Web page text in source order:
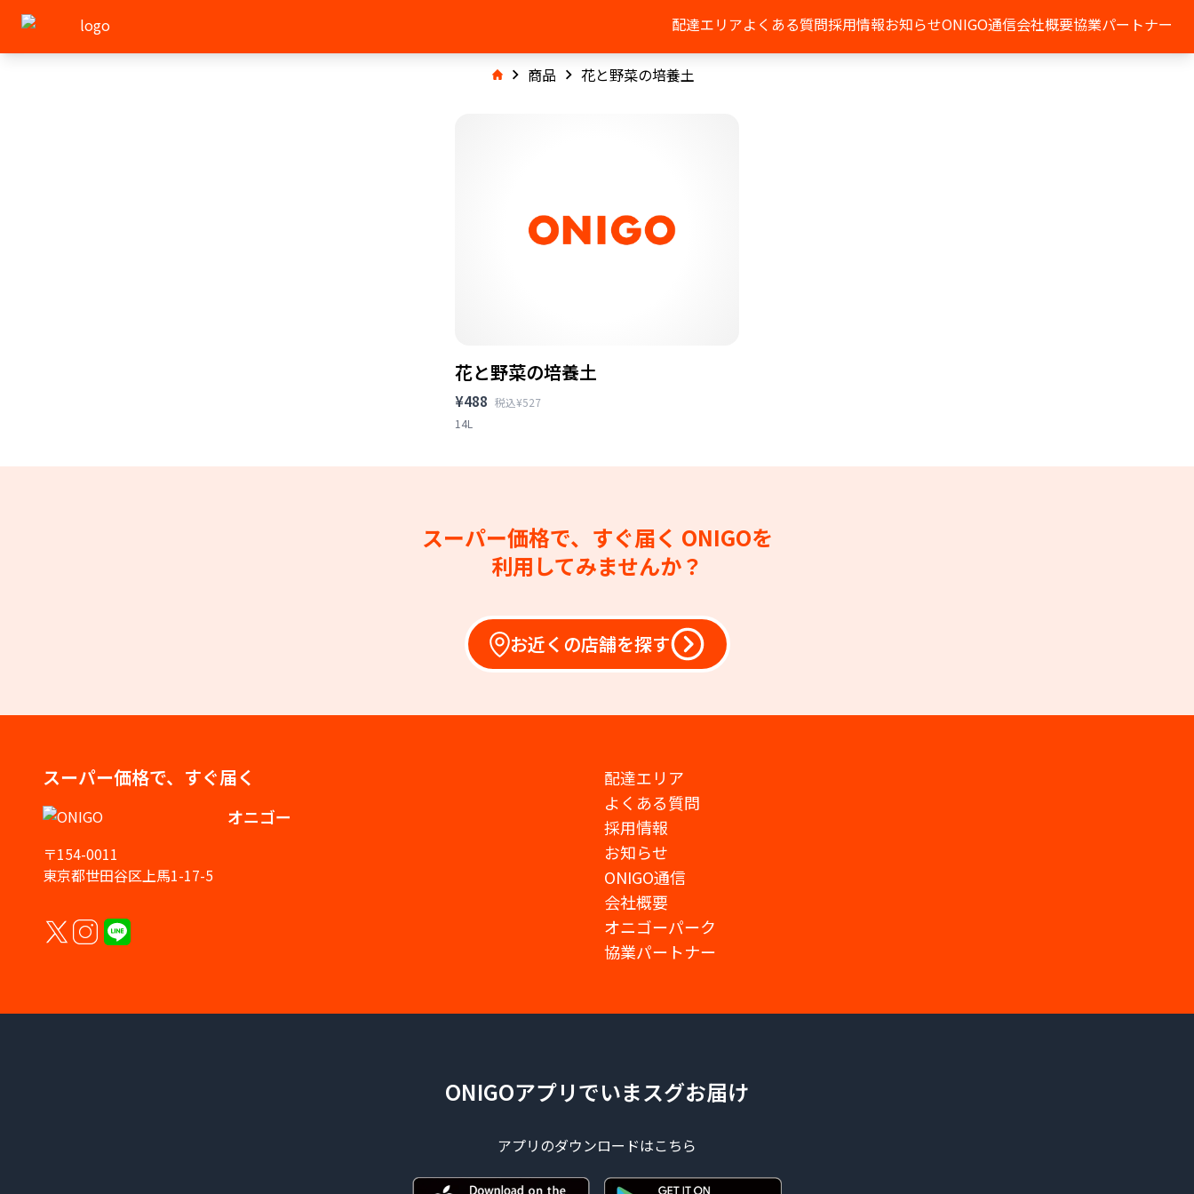
配達エリアよくある質問採用情報お知らせONIGO通信会社概要協業パートナー
商品 花と野菜の培養土
花と野菜の培養土
¥488 税込¥527
14L
スーパー価格で、すぐ届く ONIGOを
利用してみませんか？
お近くの店舗を探す
スーパー価格で、すぐ届く
オニゴー
〒154-0011
東京都世田谷区上馬1-17-5
配達エリア
よくある質問
採用情報
お知らせ
ONIGO通信
会社概要
オニゴーパーク
協業パートナー
ONIGOアプリでいまスグお届け
アプリのダウンロードはこちら